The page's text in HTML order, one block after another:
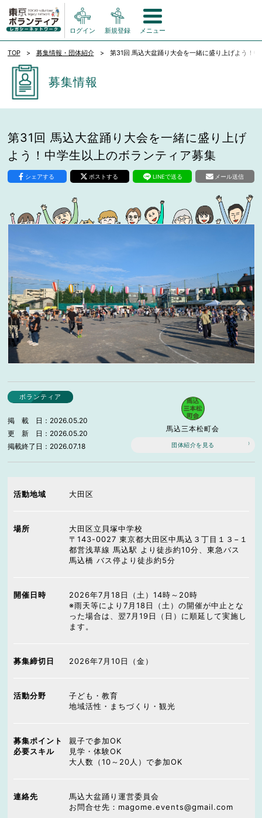
ログイン 新規登録 メニュー
TOP 募集情報・団体紹介 第31回 馬込大盆踊り大会を一緒に盛り上げよう！
募集情報
第31回 馬込大盆踊り大会を一緒に盛り上げ
よう！中学生以上のボランティア募集
シェアする ポストする LINEで送る メール送信
ボランティア
掲載日
2026.05.20
更新日
2026.05.20
掲載終了日
2026.07.18
馬込三本松町会
団体紹介を見る
活動地域 大田区
場所
大田区立貝塚中学校
〒143-0027 東京都大田区中馬込３丁目１３−１
都営浅草線 馬込駅 より徒歩約10分、東急バス
馬込橋 バス停より徒歩約5分
開催日時
2026年7月18日（土）14時～20時
※雨天等により7月18日（土）の開催が中止とな
った場合は、翌7月19日（日）に順延して実施し
ます。
募集締切日 2026年7月10日（金）
活動分野
子ども・教育
地域活性・まちづくり・観光
募集ポイント
必要スキル
親子で参加OK
見学・体験OK
大人数（10～20人）で参加OK
連絡先
馬込大盆踊り運営委員会
お問合せ先：magome.events@gmail.com